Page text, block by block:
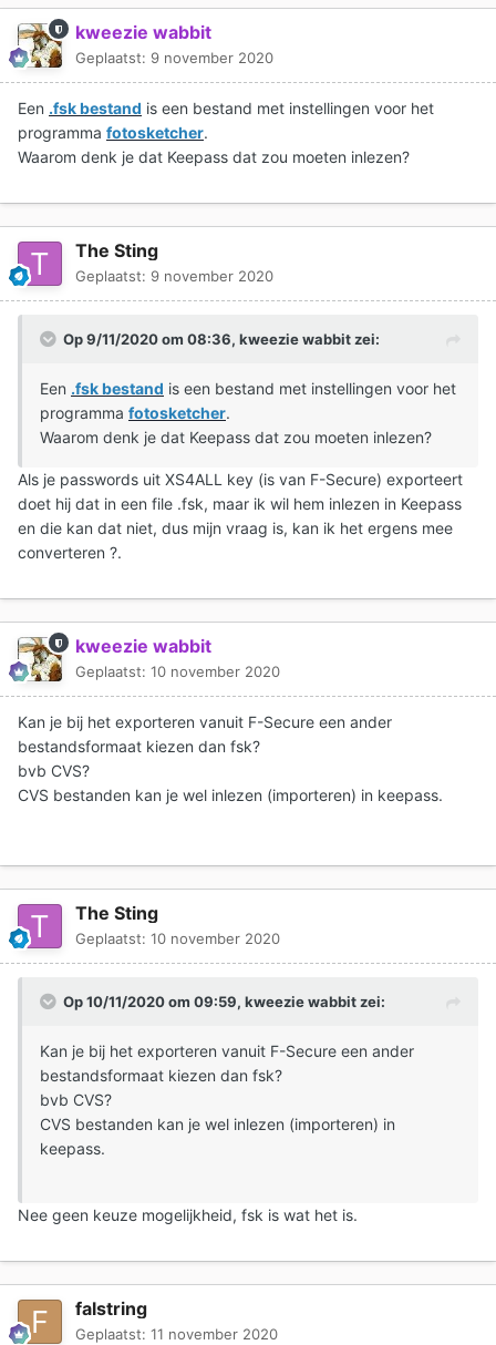
kweezie wabbit
Geplaatst: 9 november 2020
Een .fsk bestand is een bestand met instellingen voor het
programma fotosketcher.
Waarom denk je dat Keepass dat zou moeten inlezen?
The Sting
Geplaatst: 9 november 2020
Op 9/11/2020 om 08:36, kweezie wabbitzei:
Een .fsk bestand is een bestand met instellingen voor het
programma fotosketcher.
Waarom denk je dat Keepass dat zou moeten inlezen?
Als je passwords uit XS4ALL key (is van F-Secure) exporteert
doet hij dat in een file .fsk, maar ik wil hem inlezen in Keepass
en die kan dat niet, dus mijn vraag is, kan ik het ergens mee
converteren ?.
kweezie wabbit
Geplaatst: 10 november 2020
Kan je bij het exporteren vanuit F-Secure een ander
bestandsformaat kiezen dan fsk?
bvb CVS?
CVS bestanden kan je wel inlezen (importeren) in keepass.
The Sting
Geplaatst: 10 november 2020
Op 10/11/2020 om 09:59, kweezie wabbitzei:
Kan je bij het exporteren vanuit F-Secure een ander
bestandsformaat kiezen dan fsk?
bvb CVS?
CVS bestanden kan je wel inlezen (importeren) in
keepass.
Nee geen keuze mogelijkheid, fsk is wat het is.
falstring
Geplaatst: 11 november 2020